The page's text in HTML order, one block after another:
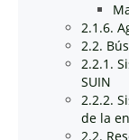
2.1.6.
2.2.
2.2.1.
SUIN
2.2.2.
de la
2.2.